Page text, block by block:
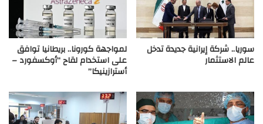
سوريا.. شركة إيرانية جديدة تدخل
عالم الاستثمار
لمواجهة كورونا.. بريطانيا توافق
على استخدام لقاح “أوكسفورد –
أسترازينيكا”